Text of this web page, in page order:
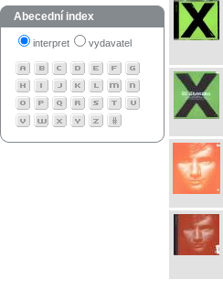
Abecední index
interpret vydavatel